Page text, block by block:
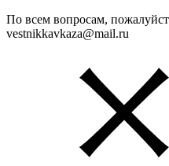
По всем вопросам,
vestnikkavkaza@mail.ru